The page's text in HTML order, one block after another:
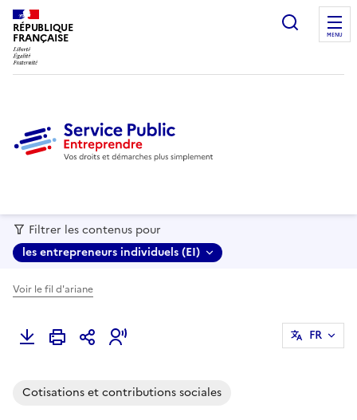
RÉPUBLIQUE
FRANÇAISE MENU
Filtrer les contenus pour
les entrepreneurs individuels (EI)
Voir le fil d'ariane
FR
Cotisations et contributions sociales